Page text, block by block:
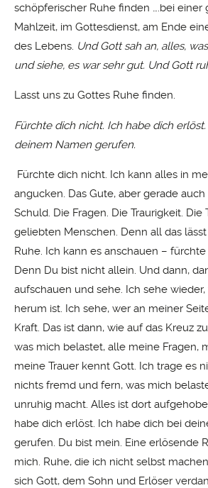
schöpferischer Ruhe finden ….bei einer
Mahlzeit, im Gottesdienst, am Ende
des Lebens. Und Gott sah an, alles,
und siehe, es war sehr gut. Und Gott
Lasst uns zu Gottes Ruhe finden.
Fürchte dich nicht. Ich habe dich
deinem Namen gerufen.
Fürchte dich nicht. Ich kann alles in
angucken. Das Gute, aber gerade
Schuld. Die Fragen. Die Traurigkeit. Die
geliebten Menschen. Denn all das
Ruhe. Ich kann es anschauen – fürchte
Denn Du bist nicht allein. Und dann,
aufschauen und sehe. Ich sehe
herum ist. Ich sehe, wer an meiner
Kraft. Das ist dann, wie auf das Kreuz
was mich belastet, alle meine Fragen,
meine Trauer kennt Gott. Ich trage es
nichts fremd und fern, was mich
unruhig macht. Alles ist dort
habe dich erlöst. Ich habe dich bei
gerufen. Du bist mein. Eine erlösende
mich. Ruhe, die ich nicht selbst
sich Gott, dem Sohn und Erlöser